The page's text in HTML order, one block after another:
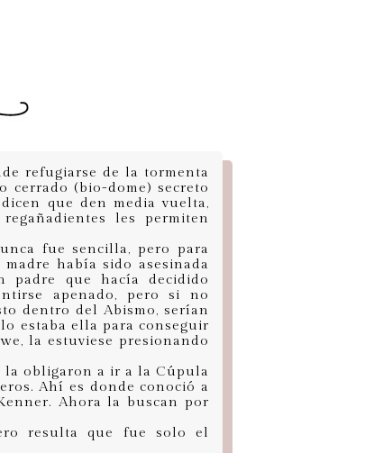
refugiarse de la tormenta
cerrado (bio-dome) secreto
que den media vuelta,
les permiten
fue sencilla, pero para
había sido asesinada
padre que hacía decidido
apenado, pero si no
dentro del Abismo, serían
estaba ella para conseguir
la estuviese presionando
la obligaron a ir a la Cúpula
Ahí es donde conoció a
Ahora la buscan por
resulta que fue solo el